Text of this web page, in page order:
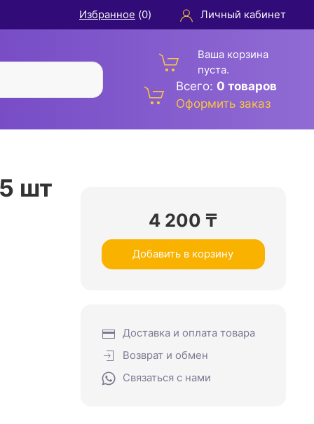
Избранное (0) Личный кабинет
Ваша корзина
пуста.
Всего: 0 товаров
Оформить заказ
шт
4 200 ₸
Добавить в корзину
Доставка и оплата товара
Возврат и обмен
Связаться с нами